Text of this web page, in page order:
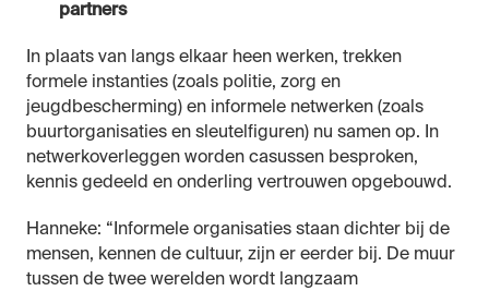
partners
In plaats van langs elkaar heen werken, trekken
formele instanties (zoals politie, zorg en
jeugdbescherming) en informele netwerken (zoals
buurtorganisaties en sleutelfiguren) nu samen op. In
netwerkoverleggen worden casussen besproken,
kennis gedeeld en onderling vertrouwen opgebouwd.
Hanneke: “Informele organisaties staan dichter bij de
mensen, kennen de cultuur, zijn er eerder bij. De muur
tussen de twee werelden wordt langzaam